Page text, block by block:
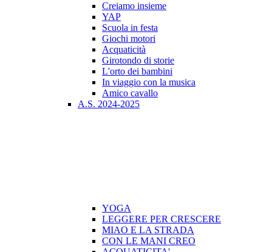
Creiamo insieme
YAP
Scuola in festa
Giochi motori
Acquaticità
Girotondo di storie
L'orto dei bambini
In viaggio con la musica
Amico cavallo
A.S. 2024-2025
YOGA
LEGGERE PER CRESCERE
MIAO E LA STRADA
CON LE MANI CREO